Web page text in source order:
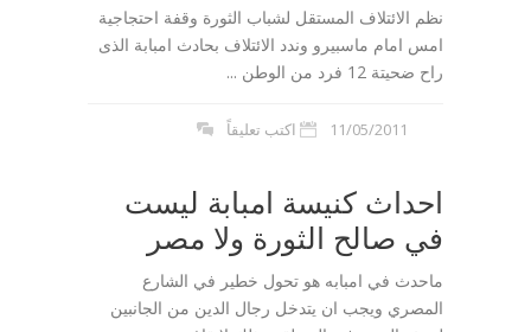
نظم الائتلاف المستقل لشباب الثورة وقفة احتجاجية
امس امام ماسبيرو وندد الائتلاف بحادث امبابة الذى
راح ضحيتة 12 فرد من الوطن ...
11/05/2011 اكتب تعليقاً
احداث كنيسة امبابة ليست
في صالح الثورة ولا مصر
ماحدث في امبابه هو تحول خطير في الشارع
المصري ويجب ان يتدخل رجال الدين من الجانبين